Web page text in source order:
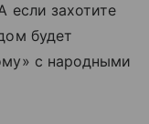
если захотите
будет
с народными